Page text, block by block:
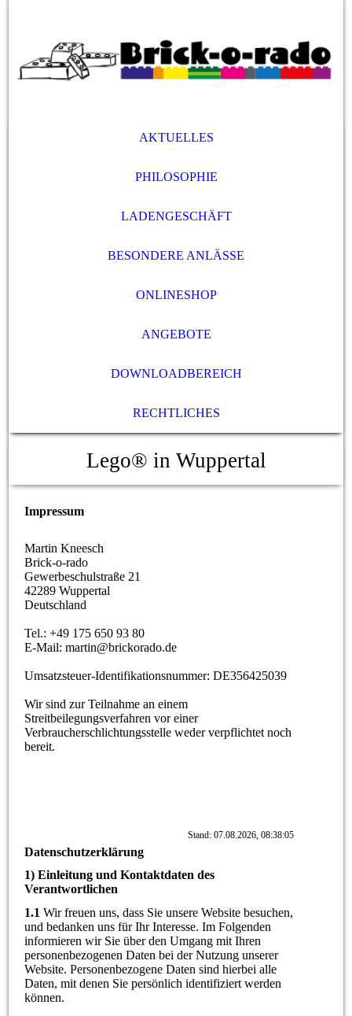
AKTUELLES
PHILOSOPHIE
LADENGESCHÄFT
BESONDERE ANLÄSSE
ONLINESHOP
ANGEBOTE
DOWNLOADBEREICH
RECHTLICHES
Lego® in Wuppertal
Impressum
Martin Kneesch
Brick-o-rado
Gewerbeschulstraße 21
42289 Wuppertal
Deutschland
Tel.: +49 175 650 93 80
E-Mail: martin@brickorado.de
Umsatzsteuer-Identifikationsnummer: DE356425039
Wir sind zur Teilnahme an einem
Streitbeilegungsverfahren vor einer
Verbraucherschlichtungsstelle weder verpflichtet noch
bereit.
Stand: 07.08.2026, 08:38:05
Datenschutzerklärung
1) Einleitung und Kontaktdaten des
Verantwortlichen
1.1 Wir freuen uns, dass Sie unsere Website besuchen,
und bedanken uns für Ihr Interesse. Im Folgenden
informieren wir Sie über den Umgang mit Ihren
personenbezogenen Daten bei der Nutzung unserer
Website. Personenbezogene Daten sind hierbei alle
Daten, mit denen Sie persönlich identifiziert werden
können.